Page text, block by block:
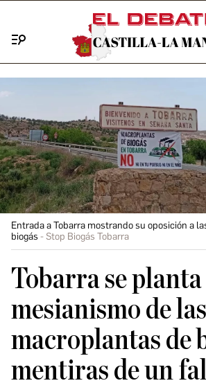
Entrada a Tobarra mostrando su oposición a
biogás
Stop Biogás Tobarra
Tobarra se planta
mesianismo de las
macroplantas de
mentiras de un